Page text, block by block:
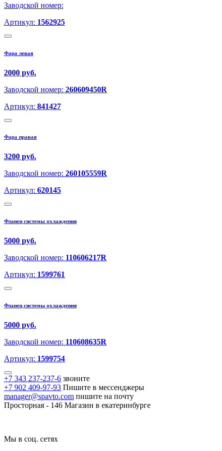
Заводской номер:
Артикул: 1562925
Фара левая
2000 руб.
Заводской номер: 260609450R
Артикул: 841427
Фара правая
3200 руб.
Заводской номер: 260105559R
Артикул: 620145
Фланец системы охлаждения
5000 руб.
Заводской номер: 110606217R
Артикул: 1599761
Фланец системы охлаждения
5000 руб.
Заводской номер: 110608635R
Артикул: 1599754
+7 343 237-237-6 звоните
+7 902 409-97-93 Пишите в мессенджеры
manager@spavto.com пишите на почту
Просторная - 146 Магазин в екатеринбурге
Мы в соц. сетях